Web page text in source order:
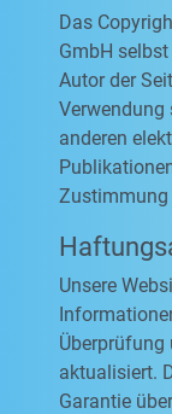
Das
GmbH
Autor der
Verwendung
anderen
Zustimmung
Unsere
Überprüfung
aktualisiert.
Garantie